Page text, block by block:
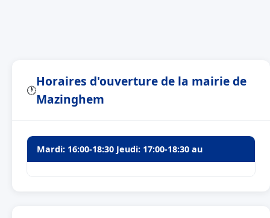
🕐
Horaires d'ouverture de la mairie de
Mazinghem
Mardi: 16:00-18:30 Jeudi: 17:00-18:30 au